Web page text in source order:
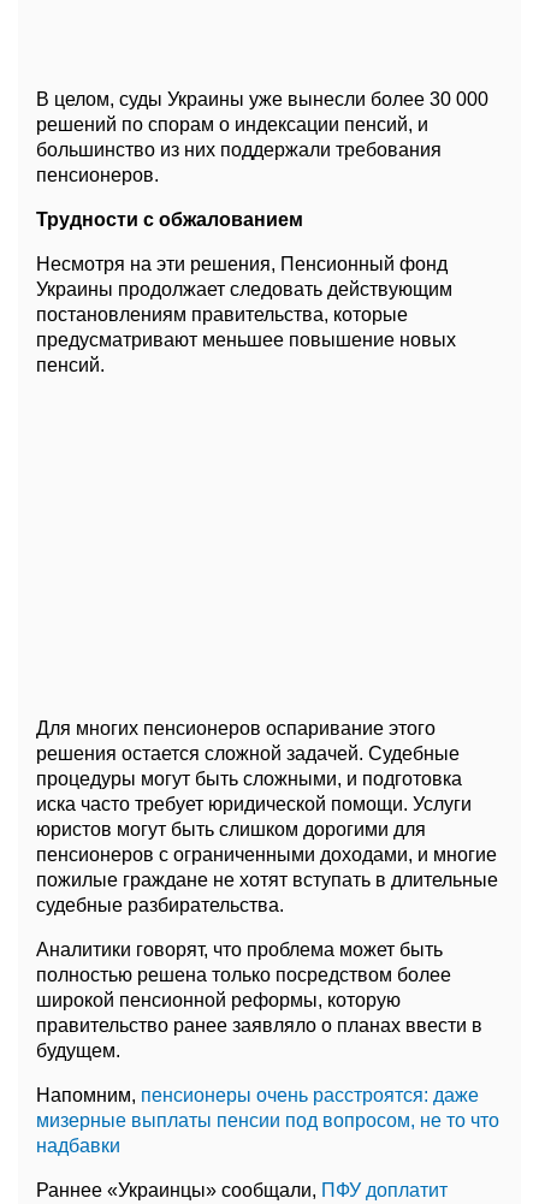
В целом, суды Украины уже вынесли более 30 000
решений по спорам о индексации пенсий, и
большинство из них поддержали требования
пенсионеров.
Трудности с обжалованием
Несмотря на эти решения, Пенсионный фонд
Украины продолжает следовать действующим
постановлениям правительства, которые
предусматривают меньшее повышение новых
пенсий.
Для многих пенсионеров оспаривание этого
решения остается сложной задачей. Судебные
процедуры могут быть сложными, и подготовка
иска часто требует юридической помощи. Услуги
юристов могут быть слишком дорогими для
пенсионеров с ограниченными доходами, и многие
пожилые граждане не хотят вступать в длительные
судебные разбирательства.
Аналитики говорят, что проблема может быть
полностью решена только посредством более
широкой пенсионной реформы, которую
правительство ранее заявляло о планах ввести в
будущем.
Напомним, пенсионеры очень расстроятся: даже
мизерные выплаты пенсии под вопросом, не то что
надбавки
Раннее «Украинцы» сообщали, ПФУ доплатит